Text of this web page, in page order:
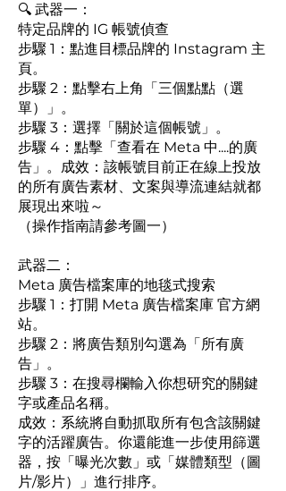
🔍 武器一：
特定品牌的 IG 帳號偵查
步驟 1：點進目標品牌的 Instagram 主
頁。
步驟 2：點擊右上角「三個點點（選
單）」。
步驟 3：選擇「關於這個帳號」。
步驟 4：點擊「查看在 Meta 中....的廣
告」。成效：該帳號目前正在線上投放
的所有廣告素材、文案與導流連結就都
展現出來啦～
（操作指南請參考圖一）
武器二：
Meta 廣告檔案庫的地毯式搜索
步驟 1：打開 Meta 廣告檔案庫 官方網
站。
步驟 2：將廣告類別勾選為「所有廣
告」。
步驟 3：在搜尋欄輸入你想研究的關鍵
字或產品名稱。
成效：系統將自動抓取所有包含該關鍵
字的活躍廣告。你還能進一步使用篩選
器，按「曝光次數」或「媒體類型（圖
片/影片）」進行排序。